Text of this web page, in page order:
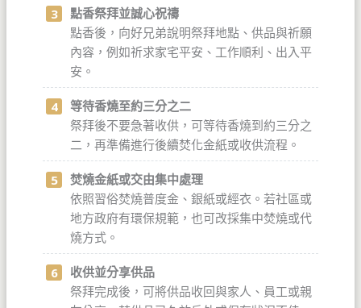
點香祭拜並誠心祝禱
點香後，向好兄弟說明祭拜地點、供品與祈願
內容，例如祈求家宅平安、工作順利、出入平
安。
等待香燒至約三分之二
祭拜後不要急著收供，可等待香燒到約三分之
二，再準備進行後續焚化金紙或收供流程。
焚燒金紙或交由集中處理
依照習俗焚燒普度金、銀紙或經衣。若社區或
地方政府有環保規範，也可改採集中焚燒或代
燒方式。
收供並分享供品
祭拜完成後，可將供品收回與家人、員工或親